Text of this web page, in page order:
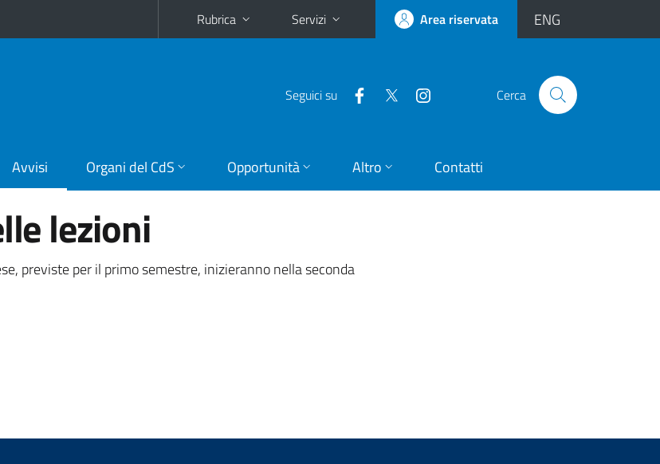
Rubrica Servizi Area riservata ENG
Seguici su Cerca
Avvisi Organi del CdS Opportunità Altro Contatti
lezioni
previste per il primo semestre, inizieranno nella seconda